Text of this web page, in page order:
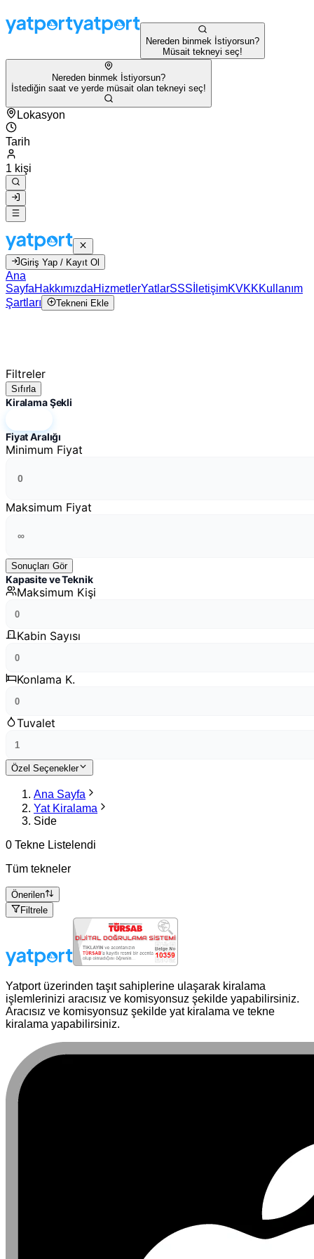
Nereden binmek İstiyorsun?
Müsait tekneyi seç!
Nereden binmek İstiyorsun?
İstediğin saat ve yerde müsait olan tekneyi seç!
Lokasyon
Tarih
1 kişi
Giriş Yap / Kayıt Ol
Ana
SayfaHakkımızdaHizmetlerYatlarSSS İletişimKVKKKullanım
Şartları
Tekneni Ekle
Filtreler
Sıfırla
Kiralama Şekli
Fiyat Aralığı
Minimum Fiyat
Maksimum Fiyat
Sonuçları Gör
Kapasite ve Teknik
Maksimum Kişi
Kabin Sayısı
Konlama K.
Tuvalet
Özel Seçenekler
Ana Sayfa
Yat Kiralama
Side
0 Tekne Listelendi
Tüm tekneler
Önerilen
Filtrele
Yatport üzerinden taşıt sahiplerine ulaşarak kiralama
işlemlerinizi aracısız ve komisyonsuz şekilde yapabilirsiniz.
Aracısız ve komisyonsuz şekilde yat kiralama ve tekne
kiralama yapabilirsiniz.